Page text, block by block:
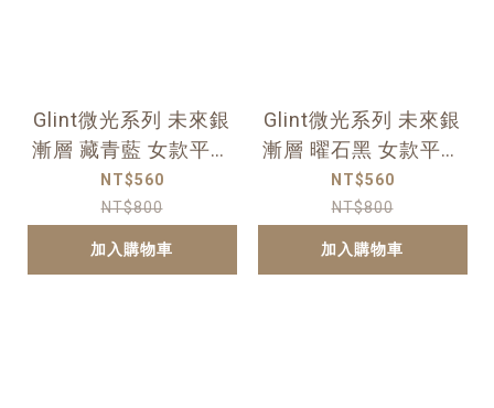
Glint微光系列 未來銀
漸層 藏青藍 女款平底
人字夾腳拖
NT$560
NT$800
加入購物車
Glint微光系列 未來銀
漸層 曜石黑 女款平底
人字夾腳拖
NT$560
NT$800
加入購物車